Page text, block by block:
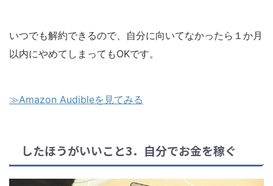
いつでも解約できるので、自分に向いてなかったら１か月
以内にやめてしまってもOKです。
≫Amazon Audibleを見てみる
したほうがいいこと3．自分でお金を稼ぐ